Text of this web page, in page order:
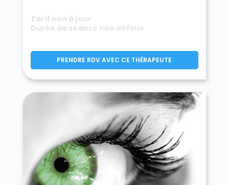
Tarif non à jour
Durée de séance non définie
PRENDRE RDV AVEC CE THÉRAPEUTE